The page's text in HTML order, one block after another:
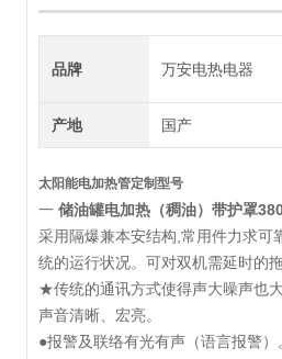
品牌 万安电热电器
产地 国产
太阳能电加热管定制型号
一 储油罐电加热（稠油）带护罩
采用隔爆兼本安结构,常用件力求可
统的运行状况。可对双机需延时的
★传统的通讯方式使得声大噪声也
声音清晰、宏亮。
●报警及联络有光有声（语言报警）